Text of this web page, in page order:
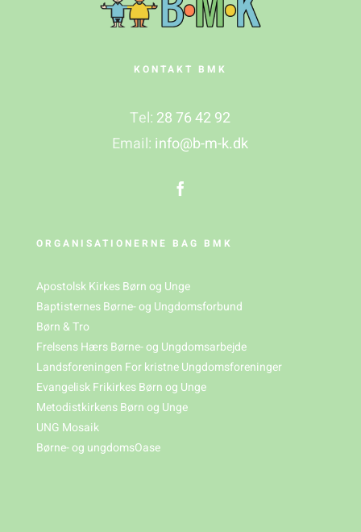
KONTAKT BMK
Tel: 28 76 42 92
Email: info@b-m-k.dk
ORGANISATIONERNE BAG BMK
Apostolsk Kirkes Børn og Unge
Baptisternes Børne- og Ungdomsforbund
Børn & Tro
Frelsens Hærs Børne- og Ungdomsarbejde
Landsforeningen For kristne Ungdomsforeninger
Evangelisk Frikirkes Børn og Unge
Metodistkirkens Børn og Unge
UNG Mosaik
Børne- og ungdomsOase